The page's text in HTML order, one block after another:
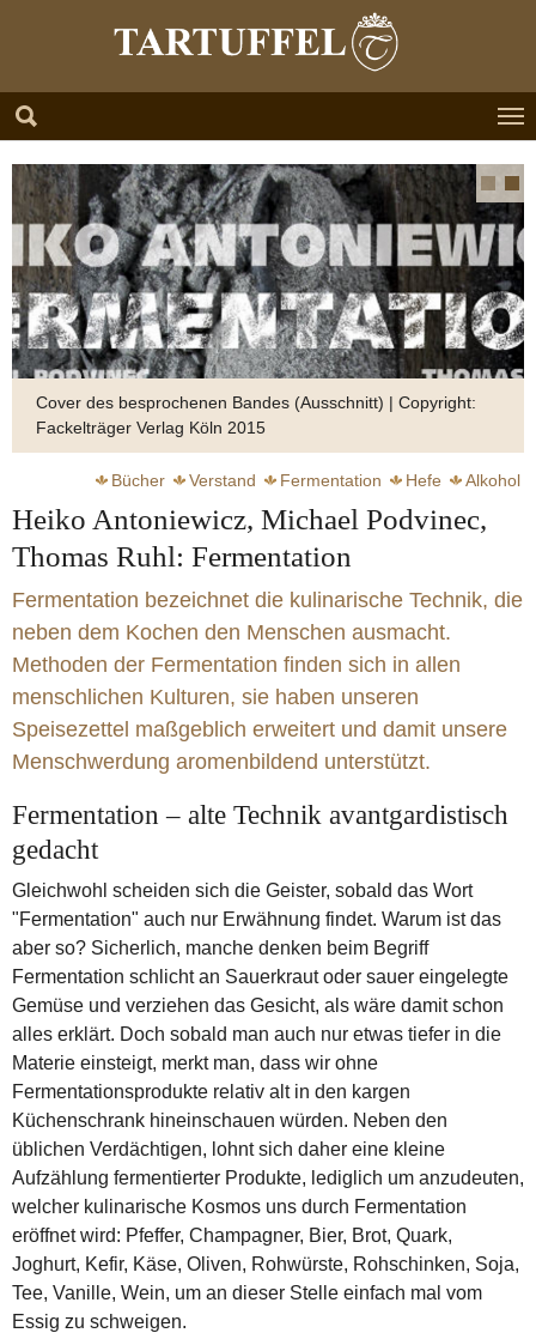
Cover des besprochenen Bandes (Ausschnitt) | Copyright:
Fackelträger Verlag Köln 2015
Bücher Verstand Fermentation Hefe
Alkohol
Sauerkraut
Pastrami Ruhl Thomas Wurst Asche
Schinken
Heiko Antoniewicz, Michael Podvinec,
Thomas Ruhl: Fermentation
Fermentation bezeichnet die kulinarische Technik, die
neben dem Kochen den Menschen ausmacht.
Methoden der Fermentation finden sich in allen
menschlichen Kulturen, sie haben unseren
Speisezettel maßgeblich erweitert und damit unsere
Menschwerdung aromenbildend unterstützt.
Fermentation – alte Technik avantgardistisch
gedacht
Gleichwohl scheiden sich die Geister, sobald das Wort
"Fermentation" auch nur Erwähnung findet. Warum ist das
aber so? Sicherlich, manche denken beim Begriff
Fermentation schlicht an Sauerkraut oder sauer eingelegte
Gemüse und verziehen das Gesicht, als wäre damit schon
alles erklärt. Doch sobald man auch nur etwas tiefer in die
Materie einsteigt, merkt man, dass wir ohne
Fermentationsprodukte relativ alt in den kargen
Küchenschrank hineinschauen würden. Neben den
üblichen Verdächtigen, lohnt sich daher eine kleine
Aufzählung fermentierter Produkte, lediglich um anzudeuten,
welcher kulinarische Kosmos uns durch Fermentation
eröffnet wird: Pfeffer, Champagner, Bier, Brot, Quark,
Joghurt, Kefir, Käse, Oliven, Rohwürste, Rohschinken, Soja,
Tee, Vanille, Wein, um an dieser Stelle einfach mal vom
Essig zu schweigen.